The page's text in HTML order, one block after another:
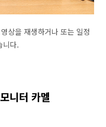
상을 재생하거나 또는 일정
니다.
니터 카멜